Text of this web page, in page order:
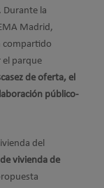
Durante la
Madrid,
compartido
el parque
de oferta, el
público-
del
vivienda de